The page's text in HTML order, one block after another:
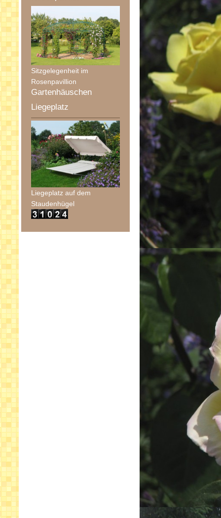
Sitzgelegenheit im
Rosenpavillion
Gartenhäuschen
Liegeplatz
Liegeplatz auf dem
Staudenhügel